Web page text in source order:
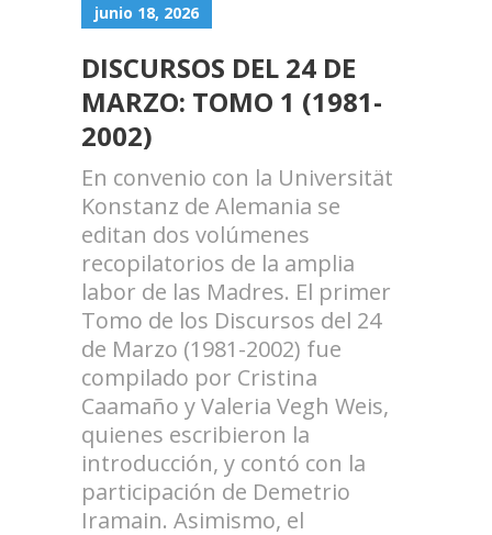
junio 18, 2026
DISCURSOS DEL 24 DE
MARZO: TOMO 1 (1981-
2002)
En convenio con la Universität
Konstanz de Alemania se
editan dos volúmenes
recopilatorios de la amplia
labor de las Madres. El primer
Tomo de los Discursos del 24
de Marzo (1981-2002) fue
compilado por Cristina
Caamaño y Valeria Vegh Weis,
quienes escribieron la
introducción, y contó con la
participación de Demetrio
Iramain. Asimismo, el